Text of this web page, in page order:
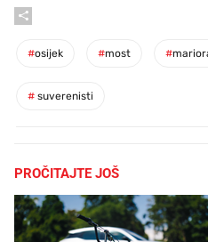
#osijek #most #
# suverenisti
PROČITAJTE JOŠ